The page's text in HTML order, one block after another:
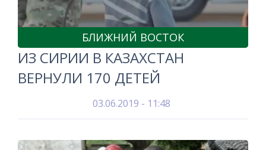
БЛИЖНИЙ ВОСТОК
ИЗ СИРИИ В КАЗАХСТАН
ВЕРНУЛИ 170 ДЕТЕЙ
03.06.2019 - 11:48